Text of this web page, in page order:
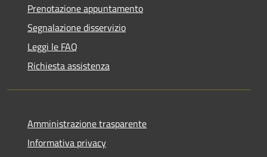
Prenotazione appuntamento
Segnalazione disservizio
Leggi le FAQ
Richiesta assistenza
Amministrazione trasparente
Informativa privacy